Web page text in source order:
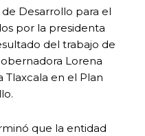
Desarrollo para el
por la presidenta
del trabajo de
Lorena
Tlaxcala en el Plan
que la entidad